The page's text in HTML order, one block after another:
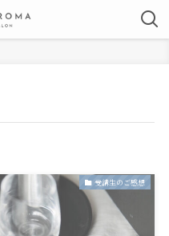
受講生のご感想